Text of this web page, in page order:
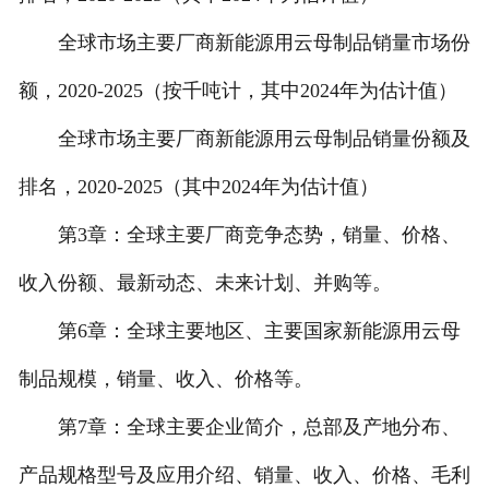
全球市场主要厂商新能源用云母制品销量市场份
额，2020-2025（按千吨计，其中2024年为估计值）
全球市场主要厂商新能源用云母制品销量份额及
排名，2020-2025（其中2024年为估计值）
第3章：全球主要厂商竞争态势，销量、价格、
收入份额、最新动态、未来计划、并购等。
第6章：全球主要地区、主要国家新能源用云母
制品规模，销量、收入、价格等。
第7章：全球主要企业简介，总部及产地分布、
产品规格型号及应用介绍、销量、收入、价格、毛利